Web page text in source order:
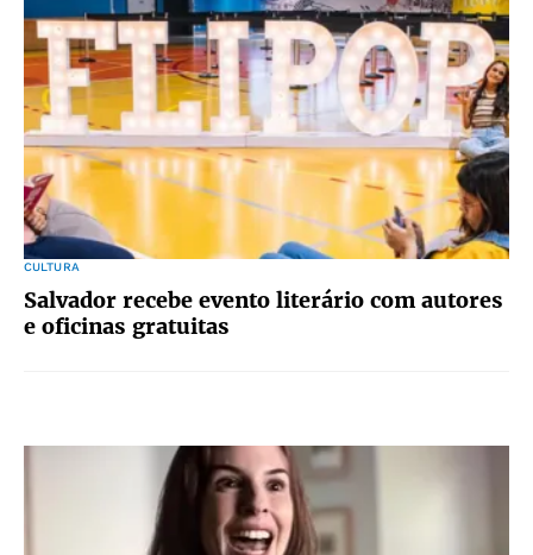
CULTURA
Salvador recebe evento literário com autores
e oficinas gratuitas